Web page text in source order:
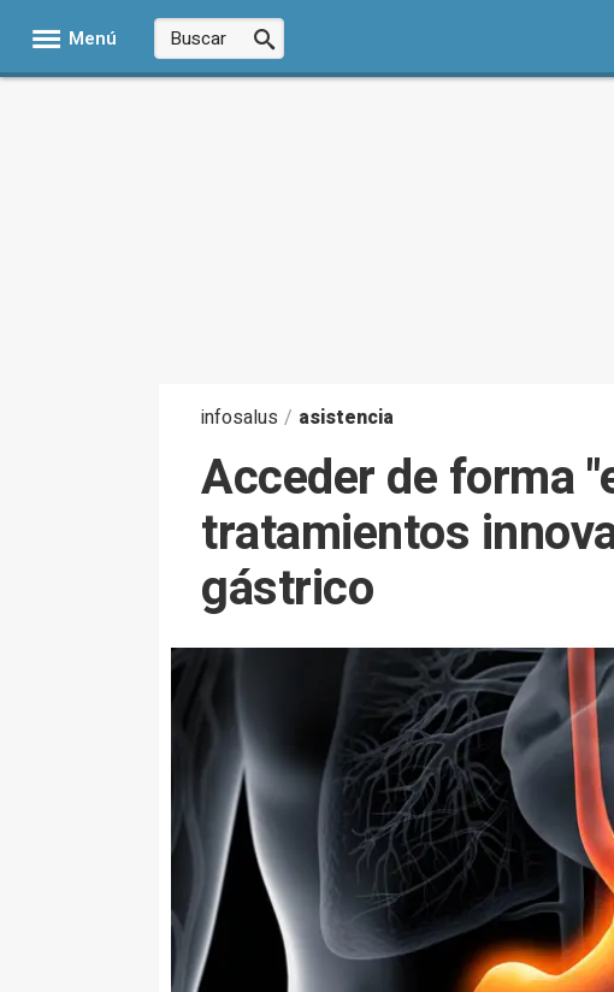
Menú
infosalus / asistencia
Acceder de forma
tratamientos
gástrico